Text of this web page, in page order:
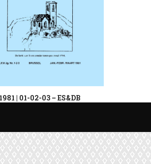
1981 | 01-02-03 – ES&DB